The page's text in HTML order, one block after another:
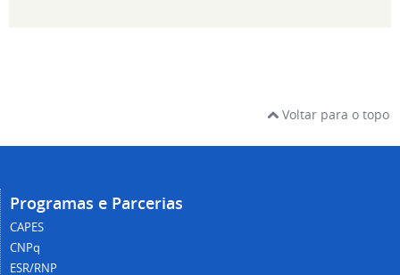
Voltar para o topo
Programas e Parcerias
CAPES
CNPq
ESR/RNP